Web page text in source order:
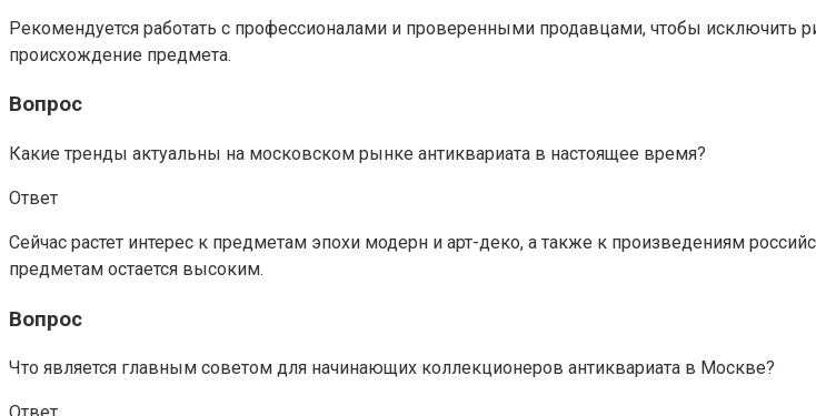
Рекомендуется работать с профессионалами и проверенными продавцами, чтобы исключить
происхождение предмета.
Вопрос
Какие тренды актуальны на московском рынке антиквариата в настоящее время?
Ответ
Сейчас растет интерес к предметам эпохи модерн и арт-деко, а также к произведениям
предметам остается высоким.
Вопрос
Что является главным советом для начинающих коллекционеров антиквариата в Москве?